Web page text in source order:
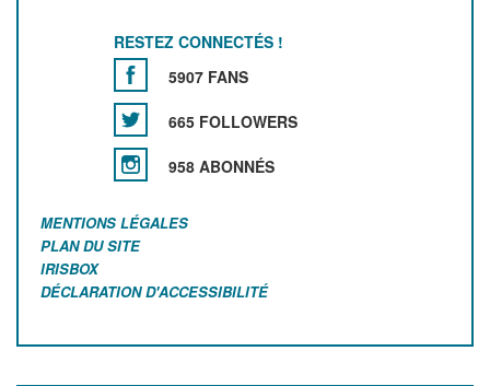
RESTEZ CONNECTÉS !
5907 FANS
665 FOLLOWERS
958 ABONNÉS
MENTIONS LÉGALES
PLAN DU SITE
IRISBOX
DÉCLARATION D'ACCESSIBILITÉ